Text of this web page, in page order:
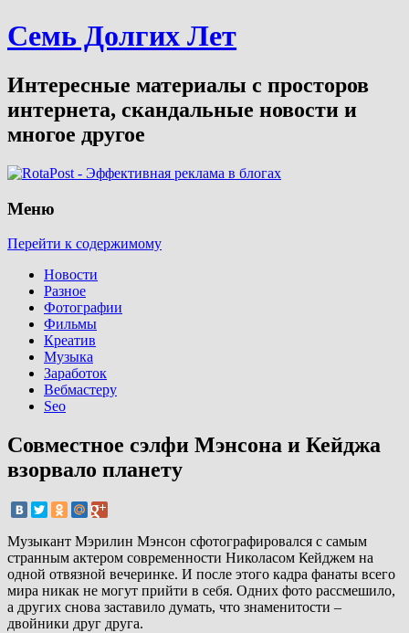
Семь Долгих Лет
Интересные материалы с просторов
интернета, скандальные новости и
многое другое
Меню
Перейти к содержимому
Новости
Разное
Фотографии
Фильмы
Креатив
Музыка
Заработок
Вебмастеру
Seo
Совместное сэлфи Мэнсона и Кейджа
взорвало планету
Музыкант Мэрилин Мэнсон сфотографировался с самым
странным актером современности Николасом Кейджем на
одной отвязной вечеринке. И после этого кадра фанаты всего
мира никак не могут прийти в себя. Одних фото рассмешило,
а других снова заставило думать, что знаменитости –
двойники друг друга.